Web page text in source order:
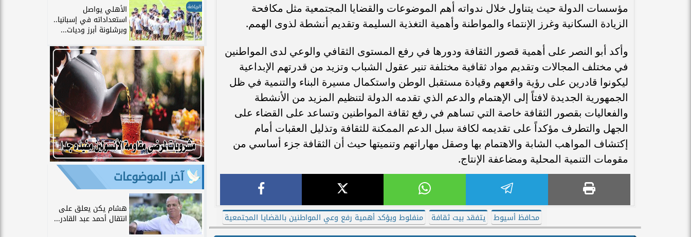
مؤسسات الدولة حيث يتناول خلال ندواته أهم الموضوعات والقضايا المجتمعية مثل مكافحة
الزيادة السكانية وغرز الإنتماء والمواطنة وأهمية التغذية السليمة وتقديم أنشطة لذوى الهمم.
وأكد أبو النصر على أهمية قصور الثقافة ودورها في رفع المستوى الثقافي والوعي لدى المواطنين
في مختلف المجالات وتقديم مواد ثقافية مختلفة تنير عقول الشباب وتزيد من قدرتهم الإبداعية
ليكونوا قادرين على رؤية واقعهم وقيادة مستقبل الوطن واستكمال مسيرة البناء والتنمية في ظل
الجمهورية الجديدة لافتاً إلى الإهتمام والدعم الذي تقدمه الدولة لتنظيم المزيد من الأنشطة
والفعاليات بقصور الثقافة خاصة التي تساهم في رفع ثقافة المواطنين وتساعد على القضاء على
الجهل والتطرف مؤكداً على تقديمه لكافة سبل الدعم الممكنة للثقافة وتذليل العقبات أمام
إكتشاف المواهب الشابة والاهتمام بها وصقل مهاراتهم وتنميتها حيث أن الثقافة جزء أساسي من
مقومات التنمية المحلية ومضاعفة الإنتاج.
محافظ أسيوط يتفقد بيت ثقافة منفلوط ويؤكد أهمية رفع وعي المواطنين بالقضايا المجتمعية
الرياضة الأهلي يواصل
استعداداته في إسبانيا..
وبرشلونة أبرز وديات...
آخر الموضوعات
هشام يكن يعلق على
انتقال أحمد عبد القادر...